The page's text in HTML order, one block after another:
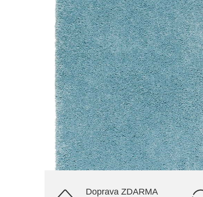
Doprava ZDARMA